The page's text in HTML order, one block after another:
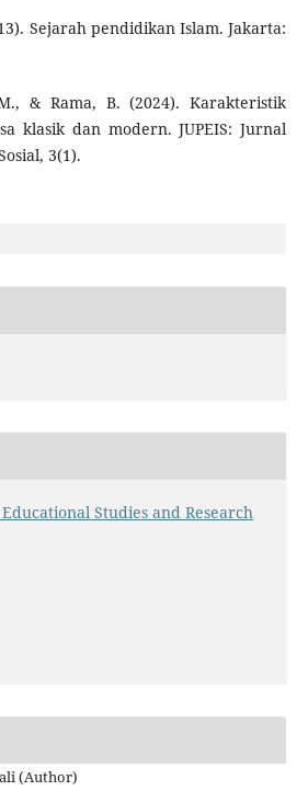
Sejarah pendidikan Islam. Jakarta:
& Rama, B. (2024). Karakteristik
klasik dan modern. JUPEIS: Jurnal
3(1).
Studies and Research
(Author)